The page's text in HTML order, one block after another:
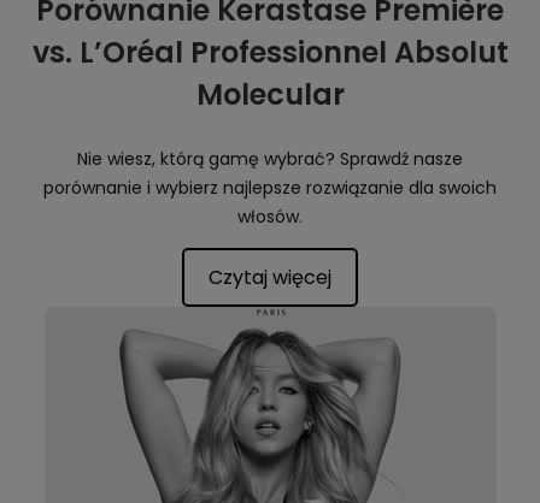
Porównanie Kerastase Première
vs. L’Oréal Professionnel Absolut
Molecular
Nie wiesz, którą gamę wybrać? Sprawdź nasze
porównanie i wybierz najlepsze rozwiązanie dla swoich
włosów.
Czytaj więcej